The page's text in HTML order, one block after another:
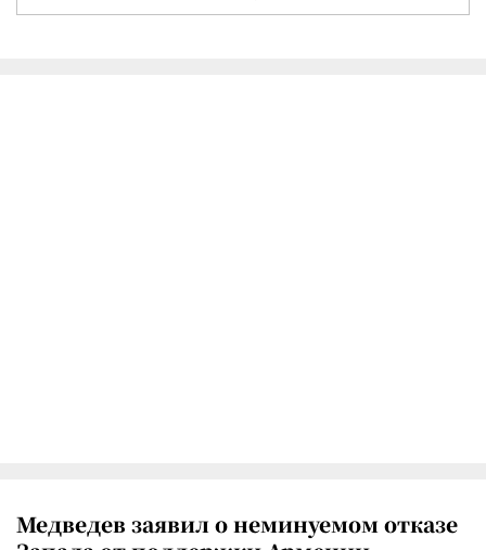
Медведев заявил о неминуемом отказе